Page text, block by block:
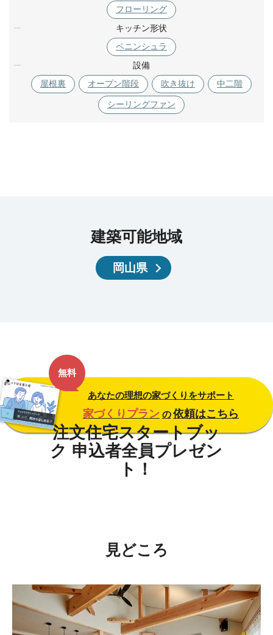
フローリング
キッチン形状
ペニンシュラ
設備
屋根裏
オープン階段 吹き抜け 中二階
シーリングファン
建築可能地域
岡山県
無料
あなたの理想の家づくりをサポート
家づくりプラン の 依頼はこちら
見どころ